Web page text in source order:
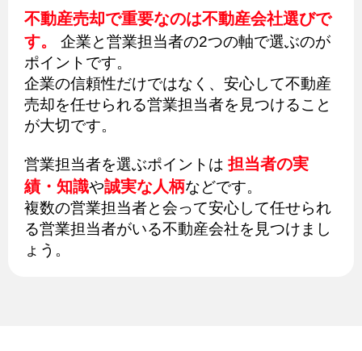
不動産売却で重要なのは不動産会社選びで
す。
企業と営業担当者の2つの軸で選ぶのが
ポイントです。
企業の信頼性だけではなく、安心して不動産
売却を任せられる営業担当者を見つけること
が大切です。
営業担当者を選ぶポイントは 担当者の実
績・知識や誠実な人柄などです。
複数の営業担当者と会って安心して任せられ
る営業担当者がいる不動産会社を見つけまし
ょう。